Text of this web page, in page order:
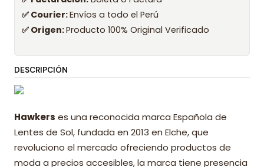
✅ Courier:Envíos a todo el Perú
✅ Origen:Producto 100% Original Verificado
DESCRIPCIÓN
Hawkers es una reconocida marca Española de
Lentes de Sol, fundada en 2013 en Elche, que
revoluciono el mercado ofreciendo productos de
moda a precios accesibles, la marca tiene presencia